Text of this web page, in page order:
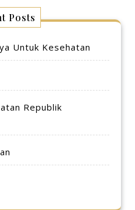
Posts
Untuk Kesehatan
Republik